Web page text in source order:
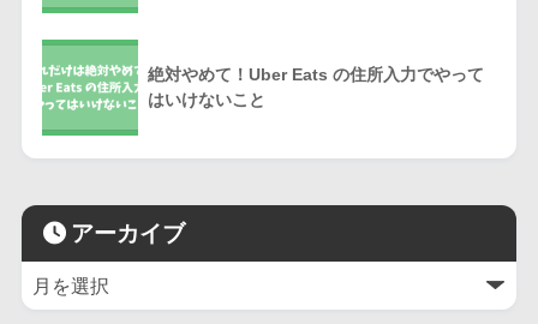
絶対やめて！Uber Eats の住所入力でやって
はいけないこと
アーカイブ